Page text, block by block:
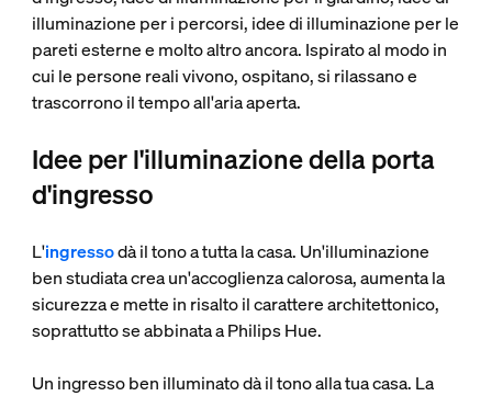
illuminazione per i percorsi, idee di illuminazione per le
pareti esterne e molto altro ancora. Ispirato al modo in
cui le persone reali vivono, ospitano, si rilassano e
trascorrono il tempo all'aria aperta.
Idee per l'illuminazione della porta
d'ingresso
L'ingressodà il tono a tutta la casa. Un'illuminazione
ben studiata crea un'accoglienza calorosa, aumenta la
sicurezza e mette in risalto il carattere architettonico,
soprattutto se abbinata a Philips Hue.
Un ingresso ben illuminato dà il tono alla tua casa. La